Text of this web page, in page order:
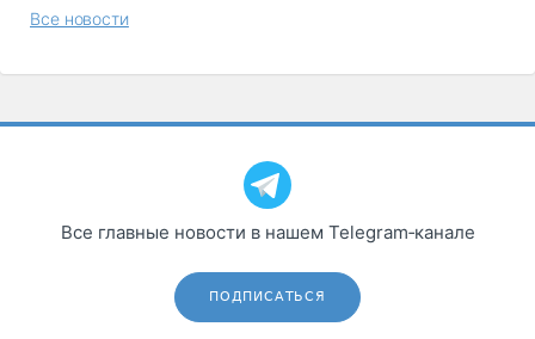
Все новости
Все главные новости в нашем Telegram‑канале
ПОДПИСАТЬСЯ